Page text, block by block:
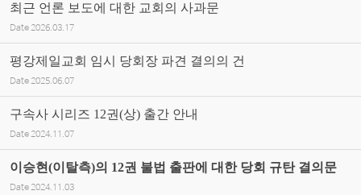
최근 언론 보도에 대한 교회의 사과문
Date 2026.03.17
평강제일교회 임시 당회장 파견 결의의 건
Date 2025.06.07
구속사 시리즈 12권(상) 출간 안내
Date 2024.11.07
이승현(이탈측)의 12권 불법 출판에 대한 당회 규탄 결의문
Date 2024.11.03